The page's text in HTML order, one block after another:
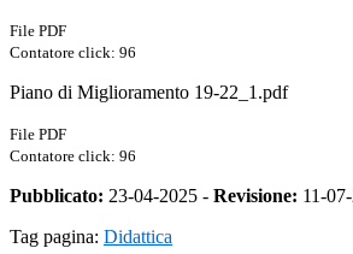
File PDF
Contatore click: 96
Piano di Miglioramento 19-22_1.pdf
File PDF
Contatore click: 96
Pubblicato: 23-04-2025 - Revisione: 11-
Tag pagina: Didattica